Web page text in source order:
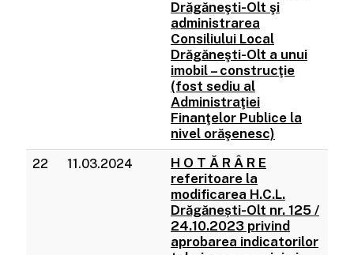
Drăgăneşti-Olt şi
administrarea
Consiliului Local
Drăgăneşti-Olt a unui
imobil – construcţie
(fost sediu al
Administraţiei
Finanţelor Publice la
nivel orăşenesc)
22 11.03.2024
H O T Ă R Â R E
referitoare la
modificarea H.C.L.
Drăgănești-Olt nr. 125 /
24.10.2023 privind
aprobarea indicatorilor